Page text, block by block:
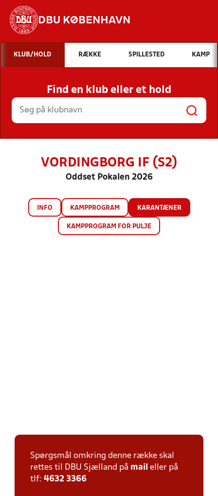
DBU KØBENHAVN
Hvad vil du søge efter?
INDHOLD OG NYHEDER
STILLINGER, RESULTATER, KLUBBER OG
HOLD
KLUB/HOLD RÆKKE SPILLESTED KAMP
Find en klub eller et hold
VORDINGBORG IF (S2)
Oddset Pokalen 2026
INFO KAMPPROGRAM KARANTÆNER
KAMPPROGRAM FOR PULJE
Spørgsmål omkring denne række skal
rettes til DBU Sjælland på mail eller på
tlf: 4632 3366